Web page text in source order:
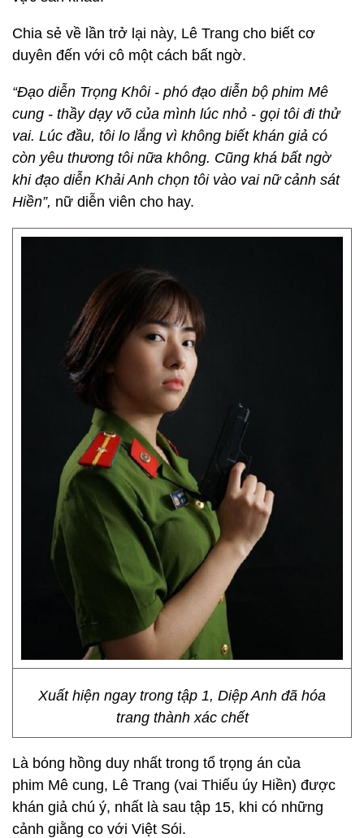
Chia sẻ về lần trở lại này, Lê Trang cho biết cơ
duyên đến với cô một cách bất ngờ.
“Đạo diễn Trọng Khôi - phó đạo diễn bộ phim Mê
cung - thầy dạy võ của mình lúc nhỏ - gọi tôi đi thử
vai. Lúc đầu, tôi lo lắng vì không biết khán giả có
còn yêu thương tôi nữa không. Cũng khá bất ngờ
khi đạo diễn Khải Anh chọn tôi vào vai nữ cảnh sát
Hiền”, nữ diễn viên cho hay.
Xuất hiện ngay trong tập 1, Diệp Anh đã hóa
trang thành xác chết
Là bóng hồng duy nhất trong tổ trọng án của
phim Mê cung, Lê Trang (vai Thiếu úy Hiền) được
khán giả chú ý, nhất là sau tập 15, khi có những
cảnh giằng co với Việt Sói.